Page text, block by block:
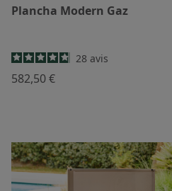
Plancha Modern Gaz
28 avis
582,50 €